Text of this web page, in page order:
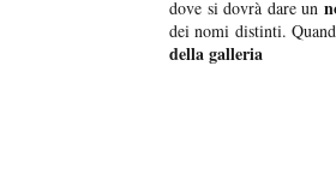
dove si dovrà dare un
dei nomi distinti.
della galleria